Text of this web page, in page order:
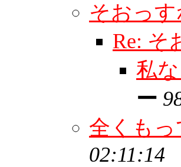
そおっす
Re: そ
私
ー
全くも
02:11:14